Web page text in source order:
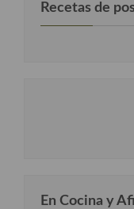
Recetas de
En Cocina y